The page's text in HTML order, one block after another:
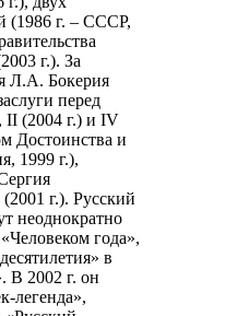
(1986 г. – СССР,
г.). За
Л.А. Бокерия
перед
II (2004 г.) и IV
Достоинства и
1999 г.),
г.). Русский
неоднократно
года»,
в
В 2002 г. он
легенда»,